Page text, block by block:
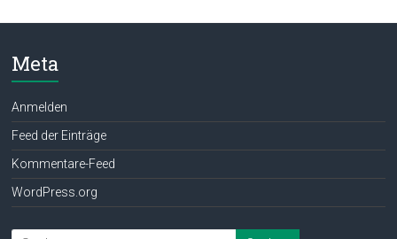
Meta
Anmelden
Feed der Einträge
Kommentare-Feed
WordPress.org